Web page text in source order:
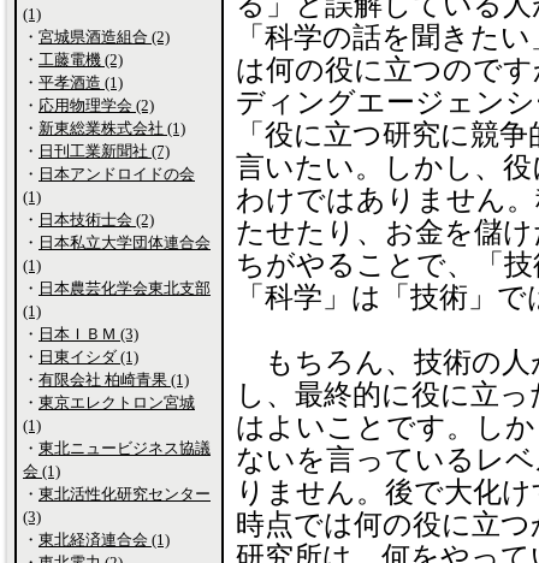
「科学の話を聞きた
は何の役に立つので
ディングエージェン
「役に立つ研究に競
言いたい。しかし、
わけではありません
たせたり、お金を儲
ちがやることで、「
「科学」は「技術」
もちろん、技術の人
し、最終的に役に立
はよいことです。し
ないを言っているレ
りません。後で大化
時点では何の役に立
(1)
・ 宮城県酒造組合 (2)
・ 工藤電機 (2)
・ 平孝酒造 (1)
・ 応用物理学会 (2)
・ 新東総業株式会社 (1)
・ 日刊工業新聞社 (7)
・ 日本アンドロイドの会
(1)
・ 日本技術士会 (2)
・ 日本私立大学団体連合会
(1)
・ 日本農芸化学会東北支部
(1)
・ 日本ＩＢＭ (3)
・ 日東イシダ (1)
・ 有限会社 柏崎青果 (1)
・ 東京エレクトロン宮城
(1)
・ 東北ニュービジネス協議
会 (1)
・ 東北活性化研究センター
(3)
・ 東北経済連合会 (1)